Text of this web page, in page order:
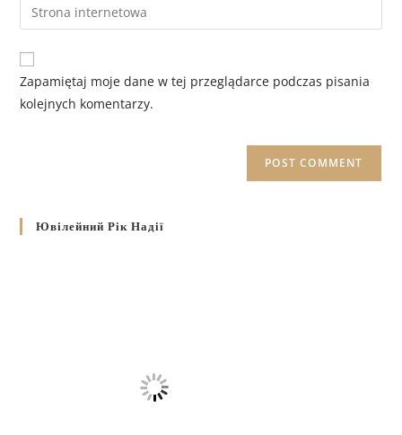
Zapamiętaj moje dane w tej przeglądarce podczas pisania
kolejnych komentarzy.
Ювілейний Рік Надії